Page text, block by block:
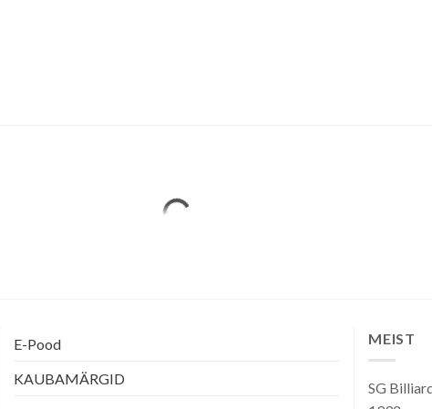
E-Pood
KAUBAMÄRGID
MEIST
SG